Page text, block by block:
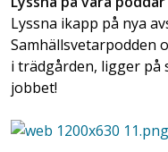
Lyssna ikapp på nya
Samhällsvetarpodden
i trädgården, ligger på
jobbet!